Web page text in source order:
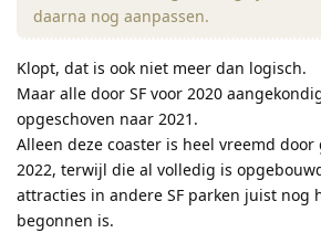
daarna nog aanpassen.
Klopt, dat is ook niet meer dan logisch.
Maar alle door SF voor 2020
opgeschoven naar 2021.
Alleen deze coaster is heel vreemd door
2022, terwijl die al volledig is
attracties in andere SF parken juist nog
begonnen is.